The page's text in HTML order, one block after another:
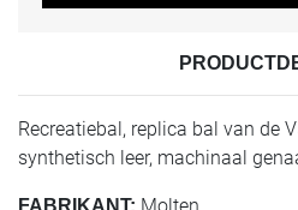
Recreatiebal, replica bal van de
synthetisch leer, machinaal
FABRIKANT: